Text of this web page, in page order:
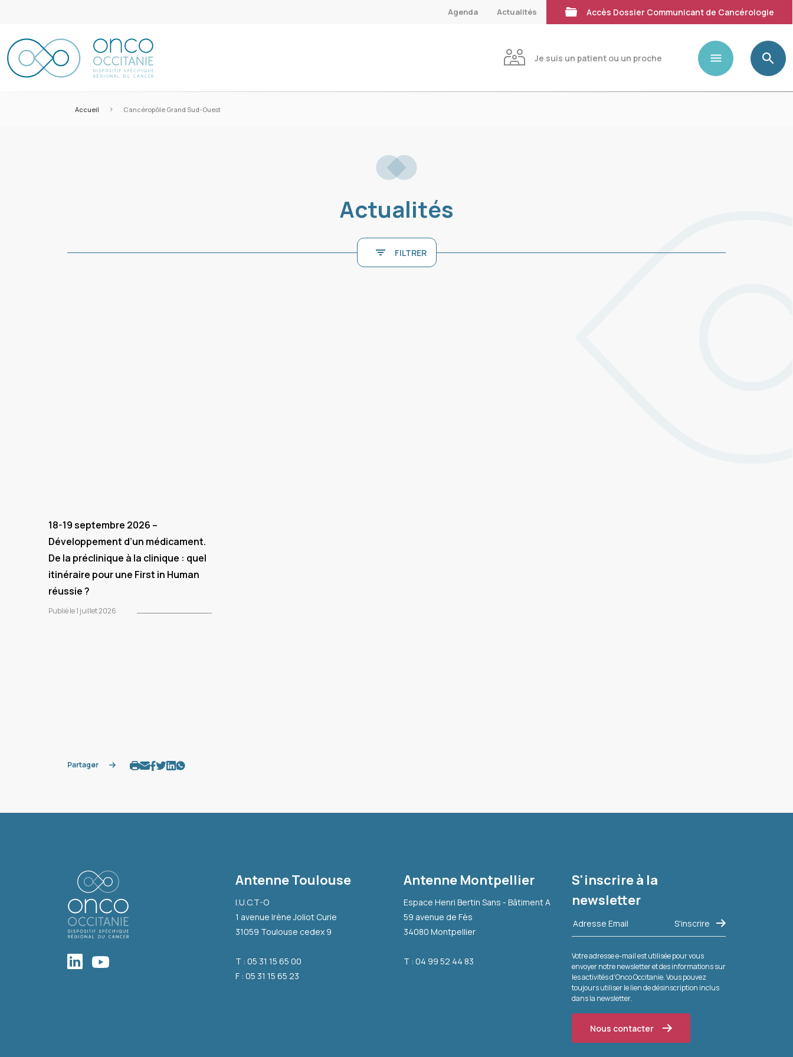
Agenda Actualités Accès Dossier Communicant de Cancérologie
Je suis un patient ou un proche
Accueil > Cancéropôle Grand Sud-Ouest
Actualités
FILTRER
18-19 septembre 2026 –
Développement d’un médicament.
De la préclinique à la clinique : quel
itinéraire pour une First in Human
réussie ?
Publié le 1 juillet 2026
Partager
Antenne Toulouse
I.U.C.T-O
1 avenue Irène Joliot Curie
31059 Toulouse cedex 9
T : 05 31 15 65 00
F : 05 31 15 65 23
Antenne Montpellier
Espace Henri Bertin Sans - Bâtiment A
59 avenue de Fès
34080 Montpellier
T : 04 99 52 44 83
S'inscrire à la
newsletter
Votre adresse e-mail est utilisée pour vous
envoyer notre newsletter et des informations sur
les activités d'Onco Occitanie. Vous pouvez
toujours utiliser le lien de désinscription inclus
dans la newsletter.
Nous contacter